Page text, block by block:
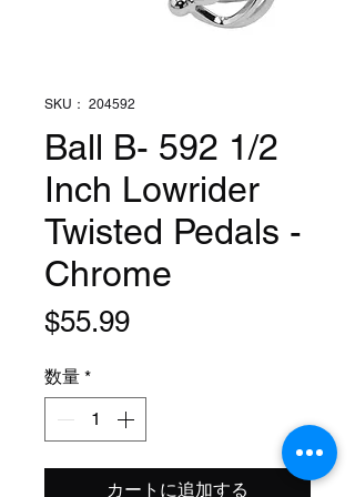
SKU： 204592
Ball B- 592 1/2
Inch Lowrider
Twisted Pedals -
Chrome
$55.99価
数量 *
カートに追加する